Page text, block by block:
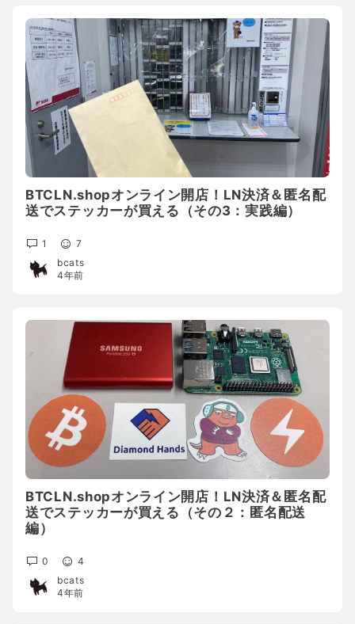
BTCLN.shopオンライン開店！LN決済＆匿名配
送でステッカーが買える（その3：実践編）
1
7
bcats
4年前
BTCLN.shopオンライン開店！LN決済＆匿名配
送でステッカーが買える（その２：匿名配送
編）
0
4
bcats
4年前